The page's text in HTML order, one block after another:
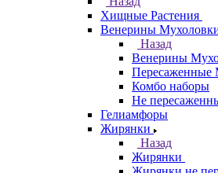
Хищные Растения
Венерины
Назад
Венерины
Пересаженные
Комбо наборы
Не
Гелиамфоры
Жирянки
Назад
Жирянки